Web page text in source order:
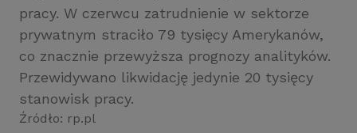
pracy. W czerwcu zatrudnienie w sektorze
prywatnym straciło 79 tysięcy Amerykanów,
co znacznie przewyższa prognozy analityków.
Przewidywano likwidację jedynie 20 tysięcy
stanowisk pracy.
Źródło: rp.pl